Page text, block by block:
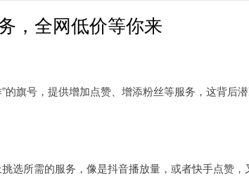
，全网低价等你来
的旗号，提供增加点赞、增添粉丝等服务，这背后
选所需的服务，像是抖音播放量，或者快手点赞，